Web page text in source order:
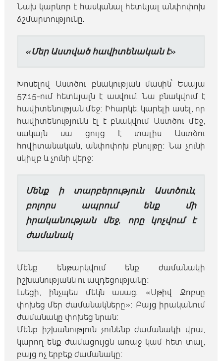
Նախ կարևոր է հասկանալ հետևյալ անփոփոխ
ճշմարտությունը.
«Մեր Աստված հավիտենական է»
Խոսելով Աստծու բնակության մասին՝ Եսայա
57:15-ում հետևյալն է ասվում. Նա բնակվում է
հավիտենության մեջ։ Իհարկե, կարելի ասել, որ
հավիտենությունն էլ է բնակվում Աստծու մեջ,
սակայն սա ցույց է տալիս Աստծու
հովիտանական, անփոփոխ բնույթը։ Նա չունի
սկիզբ և չունի վերջ։
Մենք ի տարբերություն Աստծուն,
բոլորս ապրում ենք մի
իրականության մեջ, որը կոչվում է
ժամանակ
Մենք ենթարկվում ենք ժամանակի
իշխանությանն ու ազդեցությանը։
Լսեցի, ինչպես մեկն ասաց. «Սթիվ Ջոբսը
փոխեց մեր ժամանակները»։ Բայց իրականում
ժամանակը փոխեց նրան։
Մենք իշխանություն չունենք ժամանակի վրա,
կարող ենք ժամացույցն առաջ կամ հետ տալ,
բայց ոչ երբեք ժամանակը։